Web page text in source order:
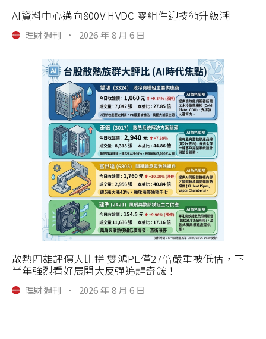
AI資料中心邁向800V HVDC 零組件迎技術升級潮
理財週刊 · 2026 年 8 月 6 日
散熱四雄評價大比拼 雙鴻PE僅27倍嚴重被低估，下
半年強烈看好展開大反彈追趕奇鋐！
理財週刊 · 2026 年 8 月 6 日